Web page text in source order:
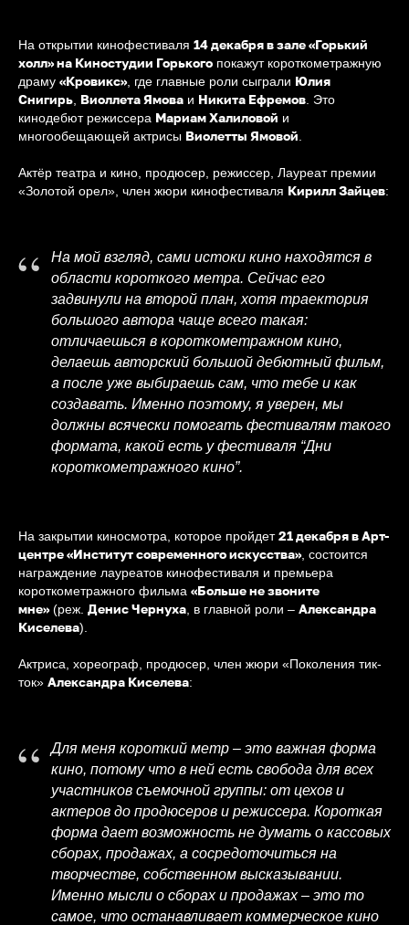
На открытии кинофестиваля 14 декабря в зале «Горький
холл» на Киностудии Горького покажут короткометражную
драму «Кровикс», где главные роли сыграли Юлия
Снигирь Виоллета Ямова и Никита Ефремов . Это
кинодебют режиссера Мариам Халиловой и
многообещающей актрисы Виолетты Ямовой
Актёр театра и кино, продюсер, режиссер, Лауреат премии
«Золотой орел», член жюри кинофестиваля Кирилл Зайцев:
“
На мой взгляд, сами истоки кино находятся в
области короткого метра. Сейчас его
задвинули на второй план, хотя траектория
большого автора чаще всего такая:
отличаешься в короткометражном кино,
делаешь авторский большой дебютный фильм,
а после уже выбираешь сам, что тебе и как
создавать. Именно поэтому, я уверен, мы
должны всячески помогать фестивалям такого
формата, какой есть у фестиваля “Дни
короткометражного кино”.
На закрытии киносмотра, которое пройдет21 декабря в Арт-
центре «Институт современного искусства», состоится
награждение лауреатов кинофестиваля и премьера
короткометражного фильма «Больше не звоните
мне»(реж. Денис Чернуха , в главной роли – Александра
Киселева).
Актриса, хореограф, продюсер, член жюри «Поколения тик-
ток» Александра Киселева:
“
Для меня короткий метр – это важная форма
кино, потому что в ней есть свобода для всех
участников съемочной группы: от цехов и
актеров до продюсеров и режиссера. Короткая
форма дает возможность не думать о кассовых
сборах, продажах, а сосредоточиться на
творчестве, собственном высказывании.
Именно мысли о сборах и продажах – это то
самое, что останавливает коммерческое кино